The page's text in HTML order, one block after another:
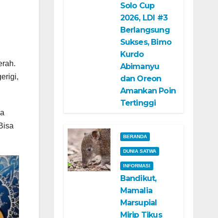
Solo Cup
2026, LDI #3
Berlangsung
Sukses, Bimo
Kurdo
Abimanyu
dan Oreon
Amankan Poin
Tertinggi
BERANDA
DUNIA SATWA
INFORMASI
Bandikut,
Mamalia
Marsupial
Mirip Tikus